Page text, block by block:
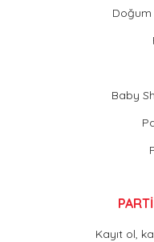
Doğum
Baby
Kayıt ol,